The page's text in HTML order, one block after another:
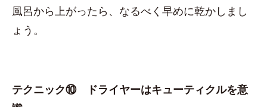
風呂から上がったら、なるべく早めに乾かしまし
ょう。
テクニック⑩ ドライヤーはキューティクルを意